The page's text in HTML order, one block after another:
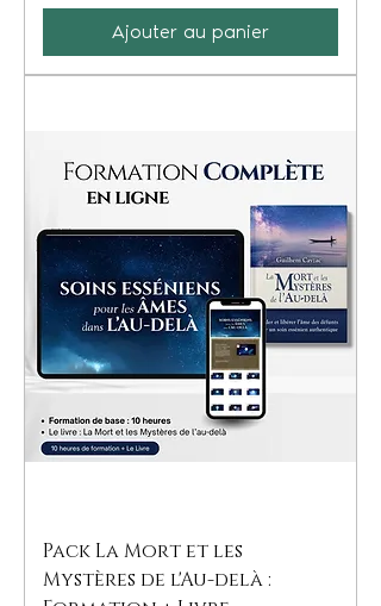
Ajouter au panier
Pack La Mort et les
Mystères de l'Au-delà :